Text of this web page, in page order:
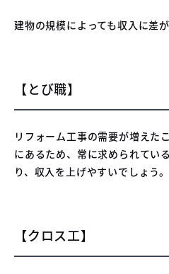
建物の規模によっても収入に差が
【とび職】
リフォーム工事の需要が増えた
にあるため、常に求められてい
り、収入を上げやすいでしょう。
【クロス工】